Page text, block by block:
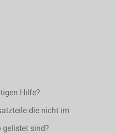
Hilfe?
die nicht im
gelistet sind?